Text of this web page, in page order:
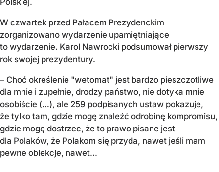
W czwartek przed Pałacem Prezydenckim
zorganizowano wydarzenie upamiętniające
to wydarzenie. Karol Nawrocki podsumował pierwszy
rok swojej prezydentury.
– Choć określenie "wetomat" jest bardzo pieszczotliwe
dla mnie i zupełnie, drodzy państwo, nie dotyka mnie
osobiście (…), ale 259 podpisanych ustaw pokazuje,
że tylko tam, gdzie mogę znaleźć odrobinę kompromisu,
gdzie mogę dostrzec, że to prawo pisane jest
dla Polaków, że Polakom się przyda, nawet jeśli mam
pewne obiekcje, nawet...